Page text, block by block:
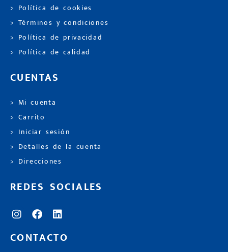
> Política de cookies
> Términos y condiciones
> Política de privacidad
> Política de calidad
CUENTAS
> Mi cuenta
> Carrito
> Iniciar sesión
> Detalles de la cuenta
> Direcciones
REDES SOCIALES
CONTACTO